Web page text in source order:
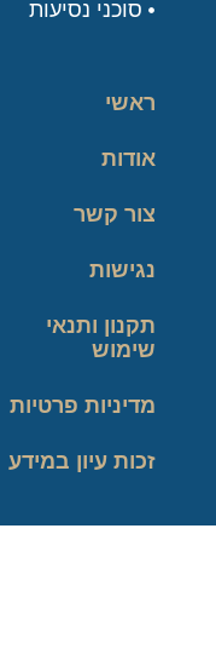
סוכני נסיעות
ראשי
אודות
צור קשר
נגישות
תקנון ותנאי
שימוש
מדיניות פרטיות
זכות עיון במידע